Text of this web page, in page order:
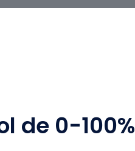
de 0-100%